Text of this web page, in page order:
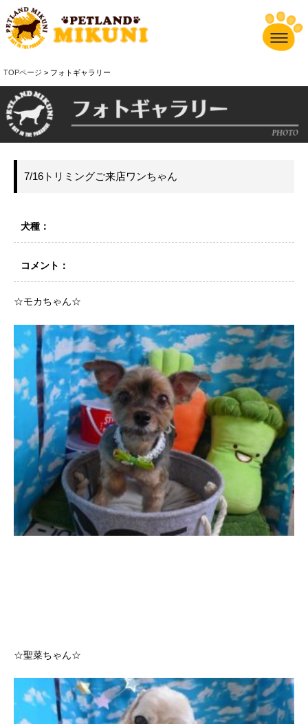
TOPページ > フォトギャラリー
7/16トリミングご来店ワンちゃん
犬種：
コメント：
☆モカちゃん☆
☆聖菜ちゃん☆